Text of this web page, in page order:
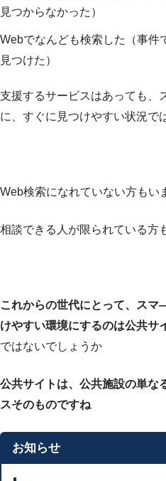
見つからなかった）
Webでなんども検索した（事件
見つけた）
支援するサービスはあっても、
に、すぐに見つけやすい状況で
Web検索になれていない方もい
相談できる人が限られている方
これからの世代にとって、ス
けやすい環境にするのは公共サ
ではないでしょうか
公共サイトは、公共施設の単な
スそのものですね
お知らせ